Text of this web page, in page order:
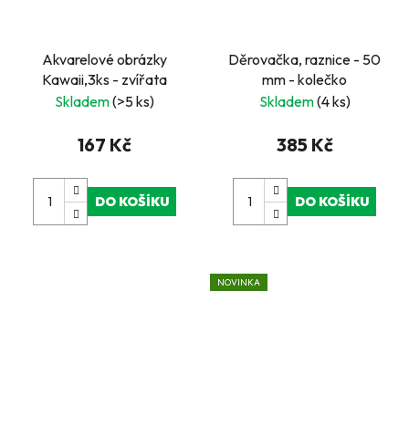
Akvarelové obrázky
Kawaii,3ks - zvířata
Skladem(>5 ks)
167 Kč
DO KOŠÍKU
Děrovačka, raznice - 50
mm - kolečko
Skladem(4 ks)
385 Kč
DO KOŠÍKU
NOVINKA